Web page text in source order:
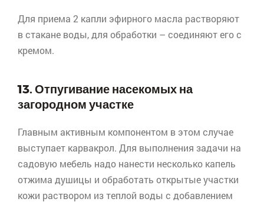
Для приема 2 капли эфирного масла растворяют
в стакане воды, для обработки – соединяют его с
кремом.
13. Отпугивание насекомых на
загородном участке
Главным активным компонентом в этом случае
выступает карвакрол. Для выполнения задачи на
садовую мебель надо нанести несколько капель
отжима душицы и обработать открытые участки
кожи раствором из теплой воды с добавлением